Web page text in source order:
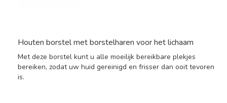
Houten borstel met borstelharen voor het lichaam
Met deze borstel kunt u alle moeilijk bereikbare plekjes
bereiken, zodat uw huid gereinigd en frisser dan ooit tevoren
is.